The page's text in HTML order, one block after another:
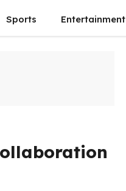
Sports Entertainment